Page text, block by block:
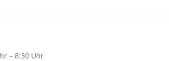
– 8:30 Uhr